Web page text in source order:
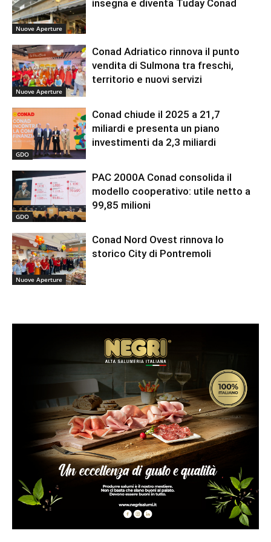
Nuove Aperture
insegna e diventa Tuday Conad
Nuove Aperture
Conad Adriatico rinnova il punto
vendita di Sulmona tra freschi,
territorio e nuovi servizi
GDO
Conad chiude il 2025 a 21,7
miliardi e presenta un piano
investimenti da 2,3 miliardi
GDO
PAC 2000A Conad consolida il
modello cooperativo: utile netto a
99,85 milioni
Nuove Aperture
Conad Nord Ovest rinnova lo
storico City di Pontremoli